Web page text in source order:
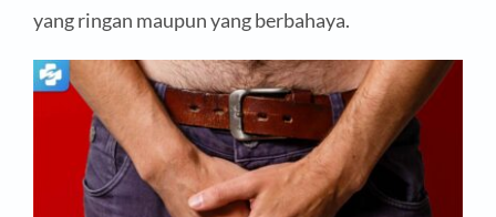
yang ringan maupun yang berbahaya.